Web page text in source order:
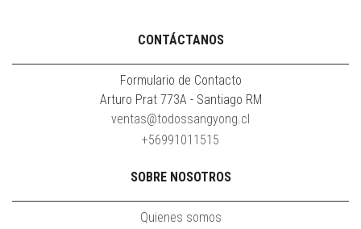
CONTÁCTANOS
Formulario de Contacto
Arturo Prat 773A - Santiago RM
ventas@todossangyong.cl
+56991011515
SOBRE NOSOTROS
Quienes somos